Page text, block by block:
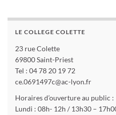
LE COLLEGE COLETTE
23 rue Colette
69800 Saint-Priest
Tel : 04 78 20 19 72
ce.0691497c@ac-lyon.fr
Horaires d’ouverture au public :
Lundi : 08h- 12h / 13h30 –